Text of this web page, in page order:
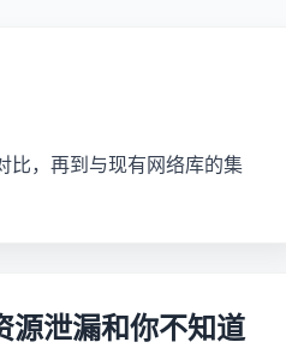
比，再到与现有网络库的集
泄漏和你不知道